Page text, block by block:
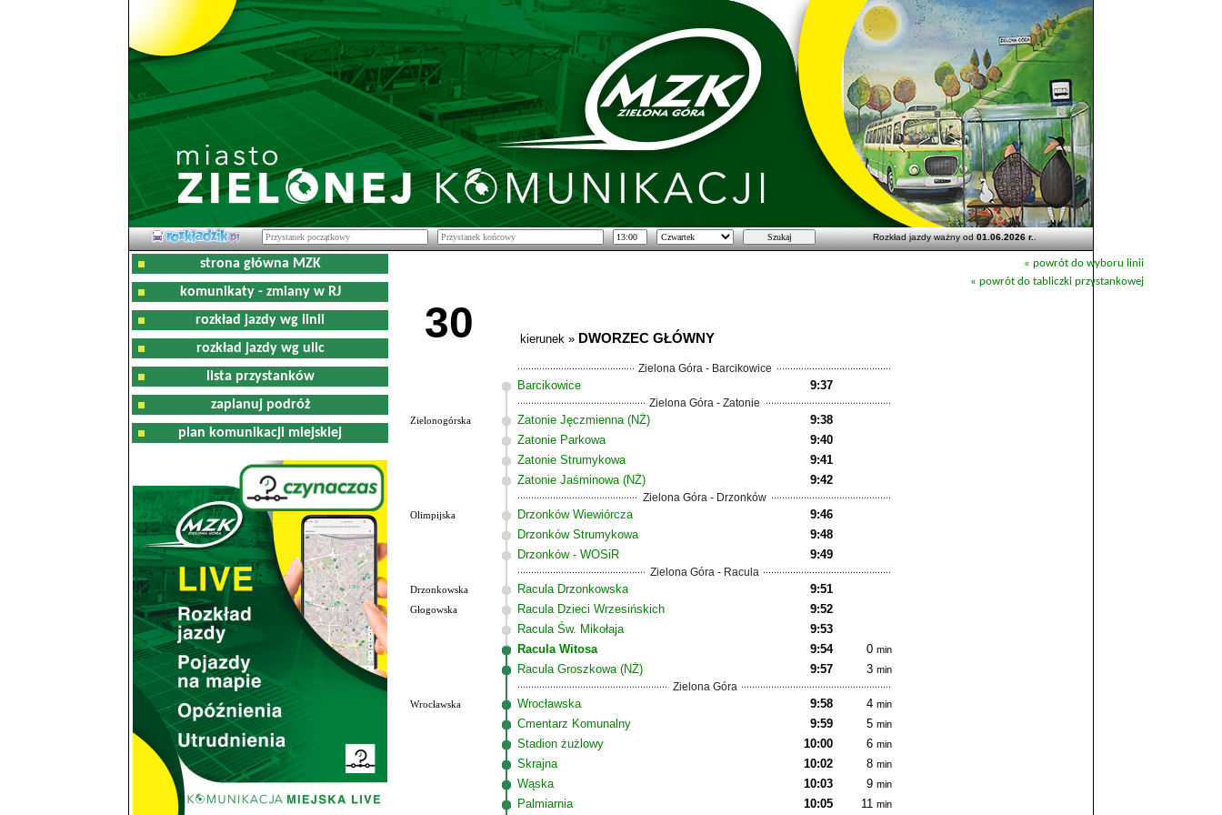
Rozkład jazdy ważny od01.06.2026 r..
strona główna MZK
komunikaty - zmiany w RJ
rozkład jazdy wg linii
rozkład jazdy wg ulic
lista przystanków
zaplanuj podróż
plan komunikacji miejskiej
« powrót do wyboru linii
« powrót do tabliczki przystankowej
30 kierunek » DWORZEC GŁÓWNY
Zielona Góra - Barcikowice
Barcikowice 9:37
Zielona Góra - Zatonie
Zielonogórska Zatonie Jęczmienna (NŻ)
9:38
Zatonie Parkowa
9:40
Zatonie Strumykowa
9:41
Zatonie Jaśminowa (NŻ)
9:42
Zielona Góra - Drzonków
Olimpijska Drzonków Wiewiórcza
9:46
Drzonków Strumykowa
9:48
Drzonków - WOSiR
9:49
Zielona Góra - Racula
Drzonkowska Racula Drzonkowska 9:51
Głogowska Racula Dzieci Wrzesińskich
9:52
Racula Św. Mikołaja
9:53
Racula Witosa
9:54 0 min
Racula Groszkowa (NŻ) 9:57 3 min
Zielona Góra
Wrocławska Wrocławska 9:58 4 min
Cmentarz Komunalny 9:59 5 min
Stadion żużlowy 10:00 6 min
Skrajna 10:02 8 min
Wąska 10:03 9 min
Palmiarnia 10:05 11 min